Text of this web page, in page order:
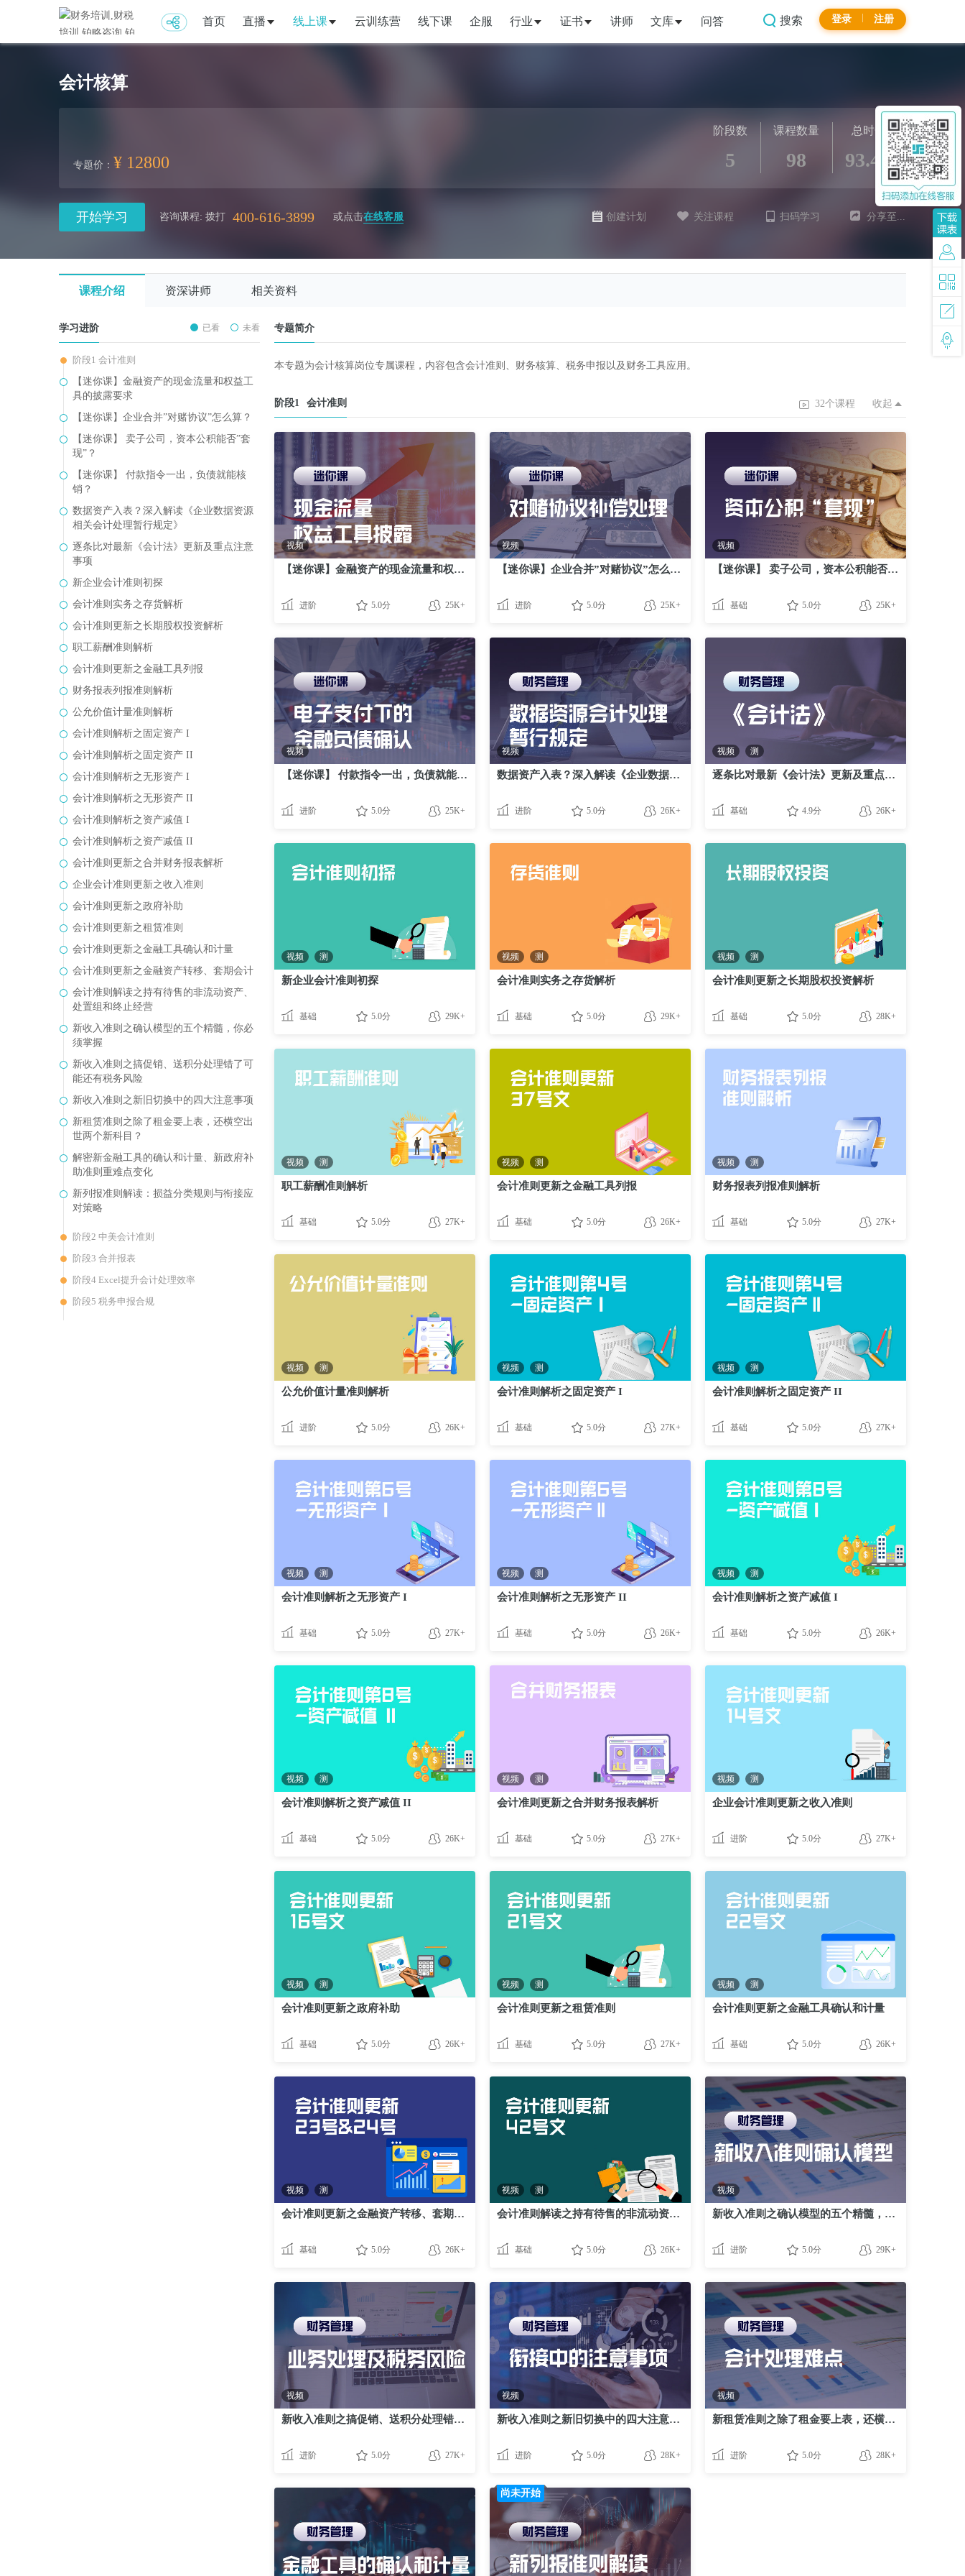
首页 直播 线上课 云训练营 线下课 企服 行业 证书 讲师 文库 问答 搜索 登录 注册
会计核算
专题价： ¥ 12800
总时长
93.4h
课程数量
98
阶段数
5
开始学习 咨询课程: 拨打 400-616-3899 或点击在线客服 分享至...
扫码学习
关注课程
创建计划
课程介绍 资深讲师 相关资料
学习进阶 已看 未看
阶段1 会计准则
【迷你课】金融资产的现金流量和权益工
具的披露要求
【迷你课】企业合并”对赌协议”怎么算？
【迷你课】 卖子公司，资本公积能否”套
现”？
【迷你课】 付款指令一出，负债就能核
销？
数据资产入表？深入解读《企业数据资源
相关会计处理暂行规定》
逐条比对最新《会计法》更新及重点注意
事项
新企业会计准则初探
会计准则实务之存货解析
会计准则更新之长期股权投资解析
职工薪酬准则解析
会计准则更新之金融工具列报
财务报表列报准则解析
公允价值计量准则解析
会计准则解析之固定资产 I
会计准则解析之固定资产 II
会计准则解析之无形资产 I
会计准则解析之无形资产 II
会计准则解析之资产减值 I
会计准则解析之资产减值 II
会计准则更新之合并财务报表解析
企业会计准则更新之收入准则
会计准则更新之政府补助
会计准则更新之租赁准则
会计准则更新之金融工具确认和计量
会计准则更新之金融资产转移、套期会计
会计准则解读之持有待售的非流动资产、
处置组和终止经营
新收入准则之确认模型的五个精髓，你必
须掌握
新收入准则之搞促销、送积分处理错了可
能还有税务风险
新收入准则之新旧切换中的四大注意事项
新租赁准则之除了租金要上表，还横空出
世两个新科目？
解密新金融工具的确认和计量、新政府补
助准则重难点变化
新列报准则解读：损益分类规则与衔接应
对策略
阶段2 中美会计准则
阶段3 合并报表
阶段4 Excel提升会计处理效率
阶段5 税务申报合规
专题简介
本专题为会计核算岗位专属课程，内容包含会计准则、财务核算、税务申报以及财务工具应用。
阶段1 会计准则 32个课程 收起
【迷你课】金融资产的现金流量和权益工具的披露要求
视频
进阶 5.0分 25K+
【迷你课】企业合并”对赌协议”怎么算？
视频
进阶 5.0分 25K+
【迷你课】 卖子公司，资本公积能否”套现”？
视频
基础 5.0分 25K+
【迷你课】 付款指令一出，负债就能核销？
视频
进阶 5.0分 25K+
数据资产入表？深入解读《企业数据资源相关会计处理暂行规定》
视频
进阶 5.0分 26K+
逐条比对最新《会计法》更新及重点注意事项
视频 测
基础 4.9分 26K+
新企业会计准则初探
视频 测
基础 5.0分 29K+
会计准则实务之存货解析
视频 测
基础 5.0分 29K+
会计准则更新之长期股权投资解析
视频 测
基础 5.0分 28K+
职工薪酬准则解析
视频 测
基础 5.0分 27K+
会计准则更新之金融工具列报
视频 测
基础 5.0分 26K+
财务报表列报准则解析
视频 测
基础 5.0分 27K+
公允价值计量准则解析
视频 测
进阶 5.0分 26K+
会计准则解析之固定资产 I
视频 测
基础 5.0分 27K+
会计准则解析之固定资产 II
视频 测
基础 5.0分 27K+
会计准则解析之无形资产 I
视频 测
基础 5.0分 27K+
会计准则解析之无形资产 II
视频 测
基础 5.0分 26K+
会计准则解析之资产减值 I
视频 测
基础 5.0分 26K+
会计准则解析之资产减值 II
视频 测
基础 5.0分 26K+
会计准则更新之合并财务报表解析
视频 测
基础 5.0分 27K+
企业会计准则更新之收入准则
视频 测
进阶 5.0分 27K+
会计准则更新之政府补助
视频 测
基础 5.0分 26K+
会计准则更新之租赁准则
视频 测
基础 5.0分 27K+
会计准则更新之金融工具确认和计量
视频 测
基础 5.0分 26K+
会计准则更新之金融资产转移、套期会计
视频 测
基础 5.0分 26K+
会计准则解读之持有待售的非流动资产、处置组和终止经营
视频 测
基础 5.0分 26K+
新收入准则之确认模型的五个精髓，你必须掌握
视频
进阶 5.0分 29K+
新收入准则之搞促销、送积分处理错了可能还有税务风险
视频
进阶 5.0分 27K+
新收入准则之新旧切换中的四大注意事项
视频
进阶 5.0分 28K+
新租赁准则之除了租金要上表，还横空出世两个新科目？
视频
进阶 5.0分 28K+
尚未开始